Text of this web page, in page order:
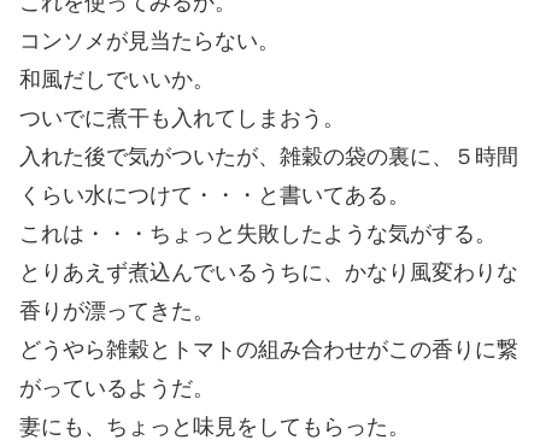
コンソメが見当たらない。
和風だしでいいか。
ついでに煮干も入れてしまおう。
入れた後で気がついたが、雑穀の袋の裏に、５時間
くらい水につけて・・・と書いてある。
これは・・・ちょっと失敗したような気がする。
とりあえず煮込んでいるうちに、かなり風変わりな
香りが漂ってきた。
どうやら雑穀とトマトの組み合わせがこの香りに繋
がっているようだ。
妻にも、ちょっと味見をしてもらった。